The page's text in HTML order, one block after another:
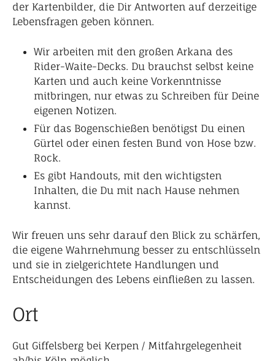
der Kartenbilder, die Dir Antworten auf derzeitige
Lebensfragen geben können.
Wir arbeiten mit den großen Arkana des
Rider-Waite-Decks. Du brauchst selbst keine
Karten und auch keine Vorkenntnisse
mitbringen, nur etwas zu Schreiben für Deine
eigenen Notizen.
Für das Bogenschießen benötigst Du einen
Gürtel oder einen festen Bund von Hose bzw.
Rock.
Es gibt Handouts, mit den wichtigsten
Inhalten, die Du mit nach Hause nehmen
kannst.
Wir freuen uns sehr darauf den Blick zu schärfen,
die eigene Wahrnehmung besser zu entschlüsseln
und sie in zielgerichtete Handlungen und
Entscheidungen des Lebens einfließen zu lassen.
Ort
Gut Giffelsberg bei Kerpen / Mitfahrgelegenheit